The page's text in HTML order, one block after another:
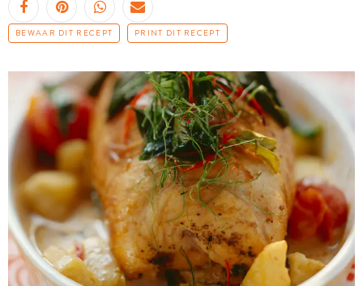
BEWAAR DIT RECEPT PRINT DIT RECEPT